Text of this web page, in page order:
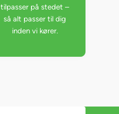
tilpasser på stedet –
så alt passer til dig
inden vi kører.